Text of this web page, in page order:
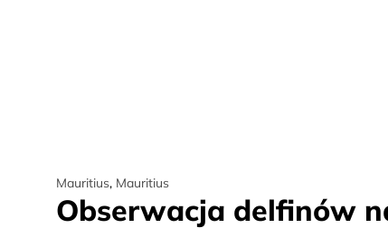
Mauritius, Mauritius
Obserwacja delfinów